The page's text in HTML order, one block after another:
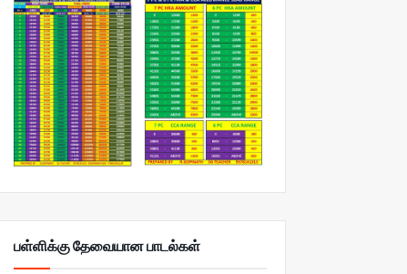
பள்ளிக்கு தேவையான பாடல்கள்